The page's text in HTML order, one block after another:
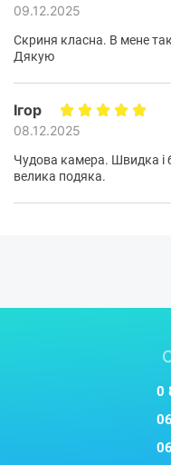
09.12.2025
Скриня класна. В мене
Дякую
Ігор
08.12.2025
Чудова камера. Швидка
велика подяка.
0